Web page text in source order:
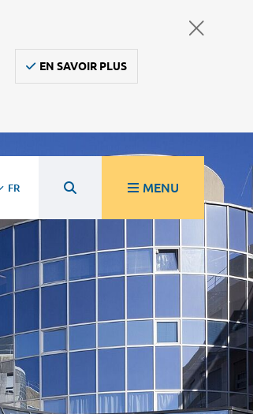
EN SAVOIR PLUS
FR MENU